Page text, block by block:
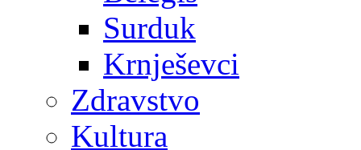
Surduk
Krnješevci
Zdravstvo
Kultura